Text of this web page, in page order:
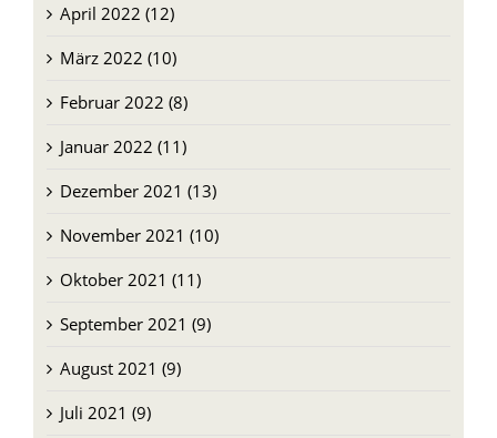
April 2022 (12)
März 2022 (10)
Februar 2022 (8)
Januar 2022 (11)
Dezember 2021 (13)
November 2021 (10)
Oktober 2021 (11)
September 2021 (9)
August 2021 (9)
Juli 2021 (9)